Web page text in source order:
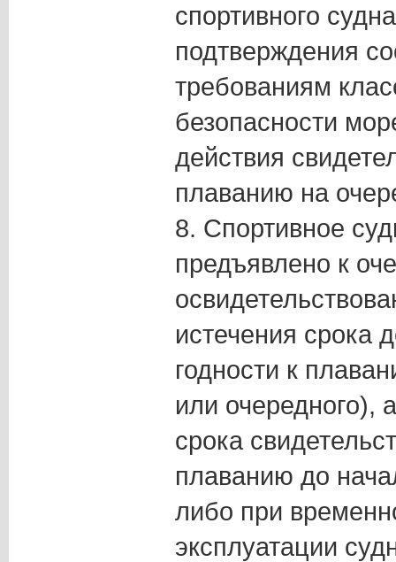
спортивного
подтверждения
требованиям
безопасности
действия
плаванию на
8. Спортивное
предъявлено к
истечения срока
годности к
или очередного),
срока
плаванию до
либо при
эксплуатации